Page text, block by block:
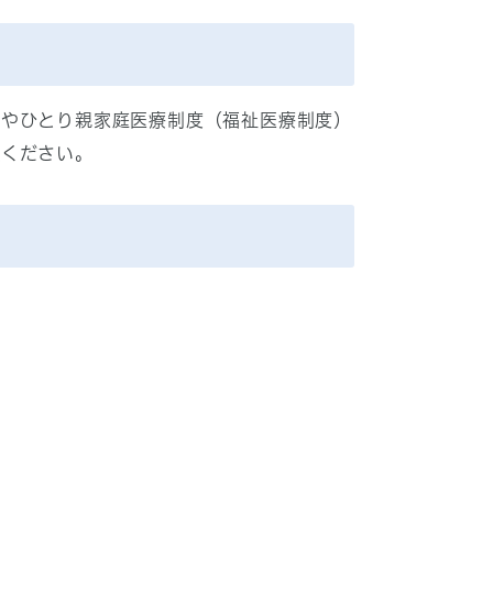
ひとり親家庭医療制度（福祉医療制度）
ださい。